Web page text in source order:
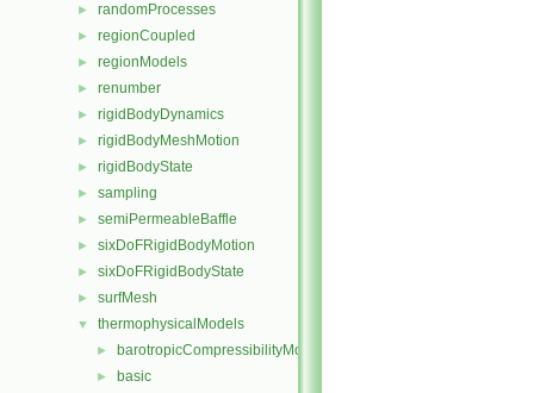
► randomProcesses
► regionCoupled
► regionModels
► renumber
► rigidBodyDynamics
► rigidBodyMeshMotion
► rigidBodyState
► sampling
► semiPermeableBaffle
► sixDoFRigidBodyMotion
► sixDoFRigidBodyState
► surfMesh
▼ thermophysicalModels
► barotropicCompressibilityModel
► basic